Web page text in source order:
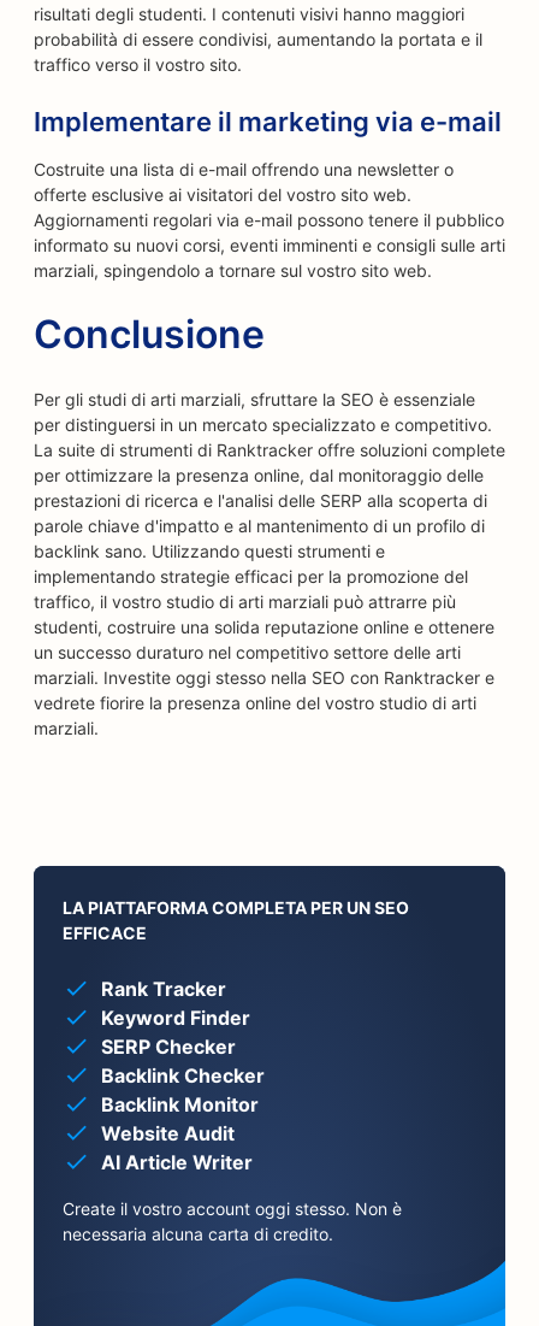
risultati degli studenti. I contenuti visivi hanno maggiori
probabilità di essere condivisi, aumentando la portata e il
traffico verso il vostro sito.
Implementare il marketing via e-mail
Costruite una lista di e-mail offrendo una newsletter o
offerte esclusive ai visitatori del vostro sito web.
Aggiornamenti regolari via e-mail possono tenere il pubblico
informato su nuovi corsi, eventi imminenti e consigli sulle arti
marziali, spingendolo a tornare sul vostro sito web.
Conclusione
Per gli studi di arti marziali, sfruttare la SEO è essenziale
per distinguersi in un mercato specializzato e competitivo.
La suite di strumenti di Ranktracker offre soluzioni complete
per ottimizzare la presenza online, dal monitoraggio delle
prestazioni di ricerca e l'analisi delle SERP alla scoperta di
parole chiave d'impatto e al mantenimento di un profilo di
backlink sano. Utilizzando questi strumenti e
implementando strategie efficaci per la promozione del
traffico, il vostro studio di arti marziali può attrarre più
studenti, costruire una solida reputazione online e ottenere
un successo duraturo nel competitivo settore delle arti
marziali. Investite oggi stesso nella SEO con Ranktracker e
vedrete fiorire la presenza online del vostro studio di arti
marziali.
LA PIATTAFORMA COMPLETA PER UN SEO
EFFICACE
Rank Tracker
Keyword Finder
SERP Checker
Backlink Checker
Backlink Monitor
Website Audit
AI Article Writer
Create il vostro account oggi stesso. Non è
necessaria alcuna carta di credito.